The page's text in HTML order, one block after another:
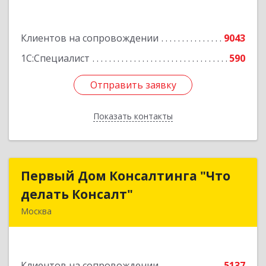
Клиентов на сопровождении
9043
1С:Специалист
590
Отправить заявку
Показать контакты
Отправить заявку
Назад
Первый Дом Консалтинга "Что
делать Консалт"
Москва
Первый Дом Консалтинга "Что